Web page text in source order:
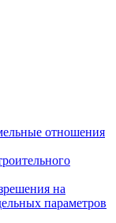
отношения
на
параметров